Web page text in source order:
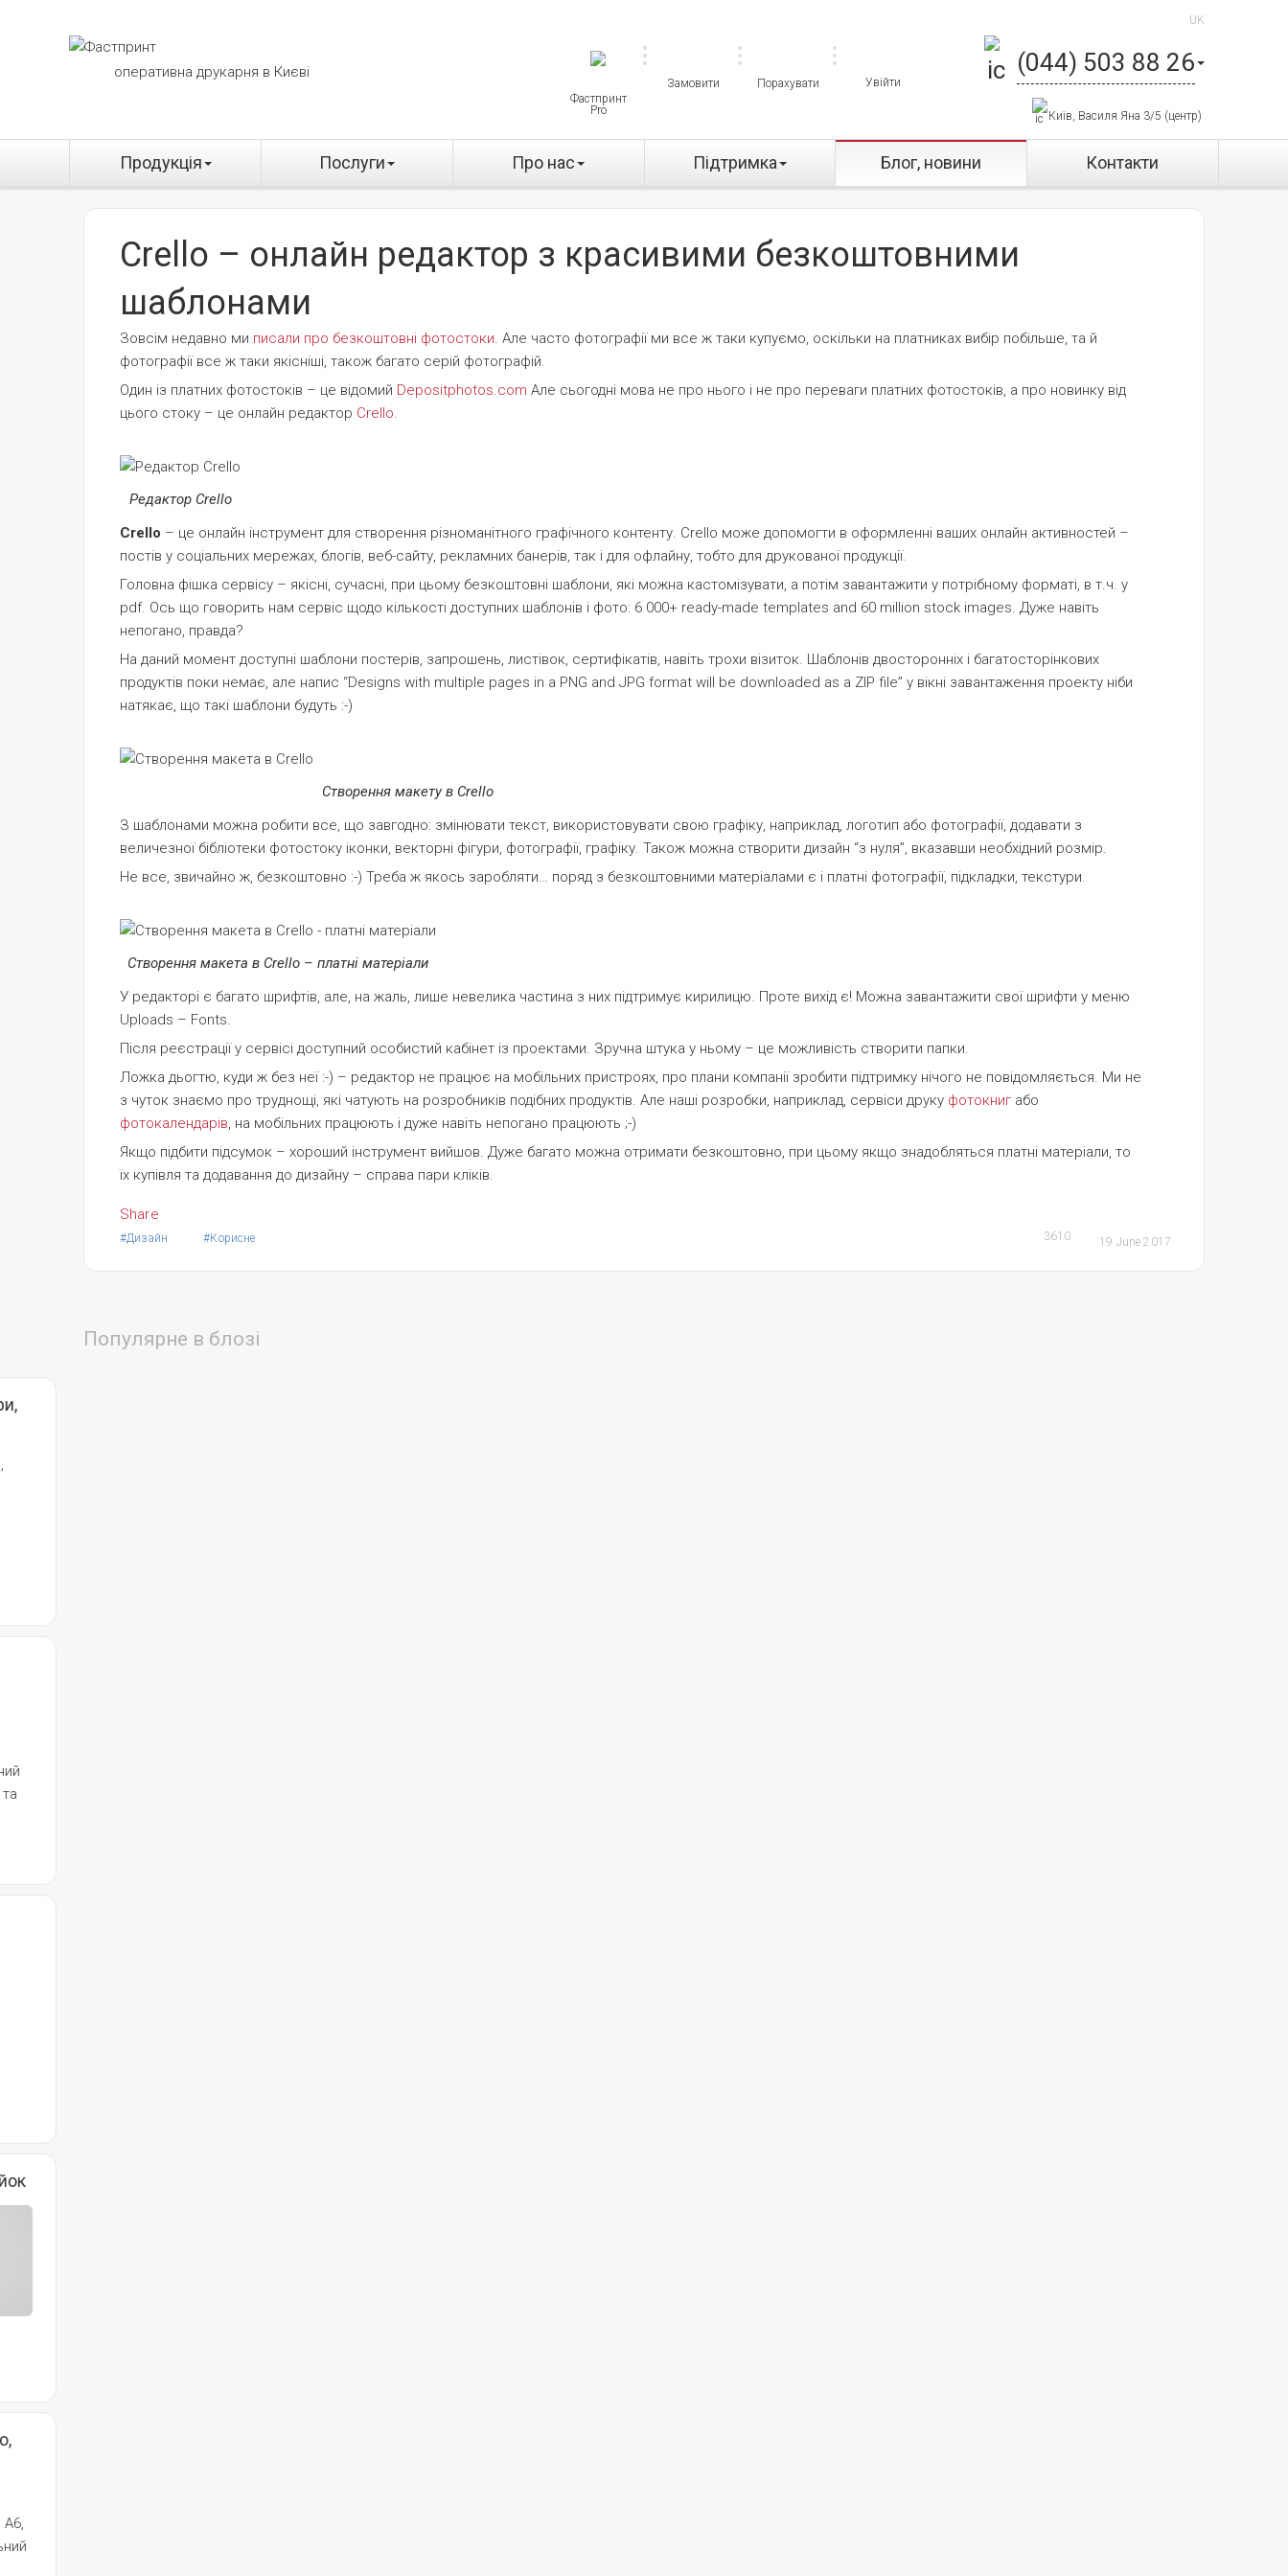
оперативна друкарня в Києві
Фастпринт
Pro
Замовити Порахувати Увійти
UK
(044) 503 88 26
Київ, Василя Яна 3/5 (центр)
Продукція Послуги Про нас Підтримка Блог, новини Контакти
Crello – онлайн редактор з красивими безкоштовними
шаблонами
Зовсім недавно ми писали про безкоштовні фотостоки. Але часто фотографії ми все ж таки купуємо, оскільки на платниках вибір побільше, та й
фотографії все ж таки якісніші, також багато серій фотографій.
Один із платних фотостоків – це відомий Depositphotos.com Але сьогодні мова не про нього і не про переваги платних фотостоків, а про новинку від
цього стоку – це онлайн редактор Crello.
Редактор Crello
Crello – це онлайн інструмент для створення різноманітного графічного контенту. Crello може допомогти в оформленні ваших онлайн активностей –
постів у соціальних мережах, блогів, веб-сайту, рекламних банерів, так і для офлайну, тобто для друкованої продукції.
Головна фішка сервісу – якісні, сучасні, при цьому безкоштовні шаблони, які можна кастомізувати, а потім завантажити у потрібному форматі, в т.ч. у
pdf. Ось що говорить нам сервіс щодо кількості доступних шаблонів і фото: 6 000+ ready-made templates and 60 million stock images. Дуже навіть
непогано, правда?
На даний момент доступні шаблони постерів, запрошень, листівок, сертифікатів, навіть трохи візиток. Шаблонів двосторонніх і багатосторінкових
продуктів поки немає, але напис “Designs with multiple pages in a PNG and JPG format will be downloaded as a ZIP file” у вікні завантаження проекту ніби
натякає, що такі шаблони будуть :-)
Створення макету в Crello
З шаблонами можна робити все, що завгодно: змінювати текст, використовувати свою графіку, наприклад, логотип або фотографії, додавати з
величезної бібліотеки фотостоку іконки, векторні фігури, фотографії, графіку. Також можна створити дизайн “з нуля”, вказавши необхідний розмір.
Не все, звичайно ж, безкоштовно :-) Треба ж якось заробляти… поряд з безкоштовними матеріалами є і платні фотографії, підкладки, текстури.
Створення макета в Crello – платні матеріали
У редакторі є багато шрифтів, але, на жаль, лише невелика частина з них підтримує кирилицю. Проте вихід є! Можна завантажити свої шрифти у меню
Uploads – Fonts.
Після реєстрації у сервісі доступний особистий кабінет із проектами. Зручна штука у ньому – це можливість створити папки.
Ложка дьогтю, куди ж без неї :-) – редактор не працює на мобільних пристроях, про плани компанії зробити підтримку нічого не повідомляється. Ми не
з чуток знаємо про труднощі, які чатують на розробників подібних продуктів. Але наші розробки, наприклад, сервіси друку фотокниг або
фотокалендарів, на мобільних працюють і дуже навіть непогано працюють ;-)
Якщо підбити підсумок – хороший інструмент вийшов. Дуже багато можна отримати безкоштовно, при цьому якщо знадобляться платні матеріали, то
їх купівля та додавання до дизайну – справа пари кліків.
Share
#Дизайн #Корисне 19 June 2017
3610
Популярне в блозі